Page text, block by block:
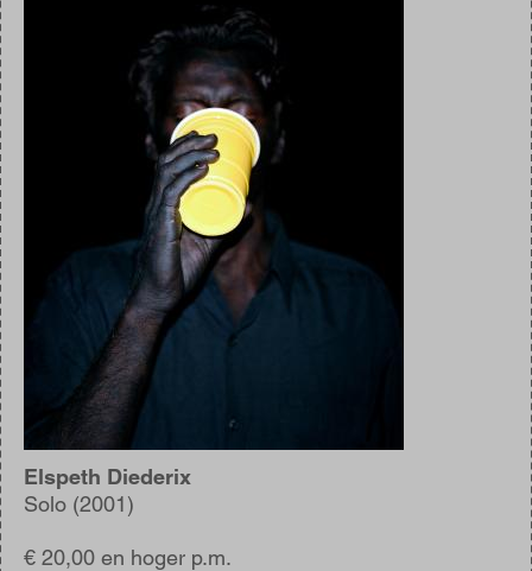
Elspeth Diederix
Solo (2001)
€ 20,00 en hoger p.m.